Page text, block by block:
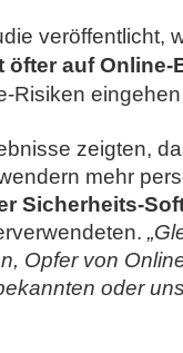
veröffentlicht,
öfter auf
Risiken eingehen
zeigten,
mehr
Sicherheits-
Opfer von
oder